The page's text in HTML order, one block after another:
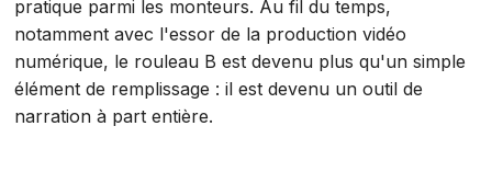
pratique parmi les monteurs. Au fil du temps,
notamment avec l'essor de la production vidéo
numérique, le rouleau B est devenu plus qu'un simple
élément de remplissage : il est devenu un outil de
narration à part entière.